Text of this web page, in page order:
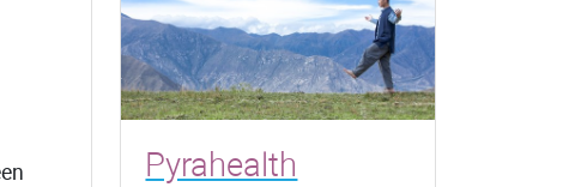
Pyrahealth